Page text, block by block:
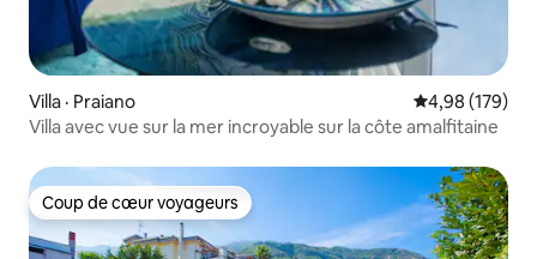
Villa · Praiano Note
4,98 (179)
Villa avec vue sur la mer incroyable sur la côte amalfitaine
Coup de cœur voyageurs
Coup de cœur voyageurs